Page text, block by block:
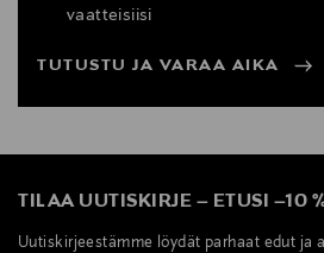
vaatteisiisi
TUTUSTU JA VARAA AIKA
TILAA UUTISKIRJE – ETUSI –10
Uutiskirjeestämme löydät parhaat edut ja